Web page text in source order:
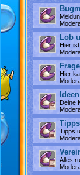
Lob
Hier
Hier
Deine
Tipps
Alles